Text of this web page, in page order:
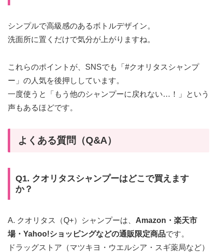
シンプルで高級感のあるボトルデザイン。
洗面所に置くだけで気分が上がりますね。
これらのポイントが、SNSでも「#クオリタスシャンプ
ー」の人気を後押ししています。
一度使うと「もう他のシャンプーに戻れない…！」という
声もあるほどです。
よくある質問（Q&A）
Q1. クオリタスシャンプーはどこで買えます
か？
A. クオリタス（Q+）シャンプーは、 Amazon・楽天市
場・Yahoo!ショッピングなどの通販限定商品です。
ドラッグストア（マツキヨ・ウエルシア・スギ薬局など）